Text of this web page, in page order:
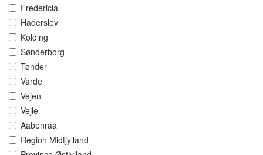
Fredericia
Haderslev
Kolding
Sønderborg
Tønder
Varde
Vejen
Vejle
Aabenraa
Region Midtjylland